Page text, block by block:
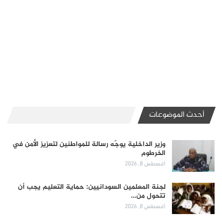
أحدث الموضوعات
وزير الداخلية يوجّه رسالة للمواطنين لتعزيز الأمن في
الخرطوم
أغسطس 8, 2026
لجنة المعلمين السودانيين: حماية التعليم يجب أن
تتحول من…
أغسطس 8, 2026